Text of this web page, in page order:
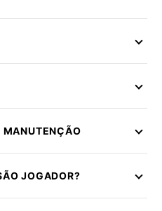
MANUTENÇÃO
JOGADOR?